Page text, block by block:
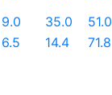
9.0 35.0 51.0
6.5 14.4 71.8